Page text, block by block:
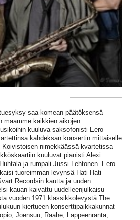
saa komean päätöksensä
maamme kaikkien aikojen
kuuluva saksofonisti Eero
kahdeksan konsertin mittaiselle
Koivistoisen nimekkäässä kvartetissa
kuuluvat pianisti Alexi
ja rumpali Jussi Lehtonen. Eero
tuoreimman levynsä Hati Hati
Recordsin kautta ja uuden
kauan kaivattu uudelleenjulkaisu
vuoden 1971 klassikkolevystä The
kiertueen konserttipaikkakunnat
Joensuu, Raahe, Lappeenranta,